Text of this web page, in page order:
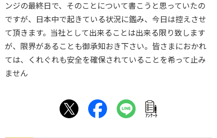
ンジの最終日で、そのことについて書こうと思っていたの
ですが、日本中で起きている状況に鑑み、今日は控えさせ
て頂きます。当社として出来ることは出来る限り致します
が、限界があることも御承知おき下さい。皆さまにおかれ
ては、くれぐれも安全を確保されていることを希って止み
ません
ｱﾝｹｰﾄ